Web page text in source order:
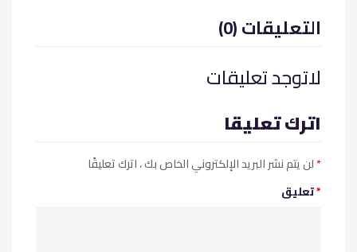
(0) التعليقات
لاتوجد تعليقات
اترك تعليقا
لن يتم نشر البريد الإلكتروني الخاص بك*
*